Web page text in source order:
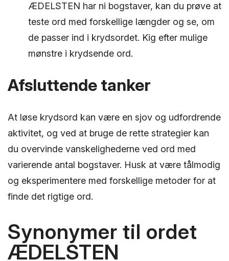
ÆDELSTEN har ni bogstaver, kan du prøve at
teste ord med forskellige længder og se, om
de passer ind i krydsordet. Kig efter mulige
mønstre i krydsende ord.
Afsluttende tanker
At løse krydsord kan være en sjov og udfordrende
aktivitet, og ved at bruge de rette strategier kan
du overvinde vanskelighederne ved ord med
varierende antal bogstaver. Husk at være tålmodig
og eksperimentere med forskellige metoder for at
finde det rigtige ord.
Synonymer til ordet
ÆDELSTEN